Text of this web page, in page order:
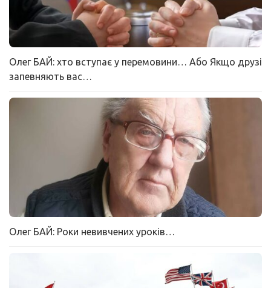
Олег БАЙ: хто вступає у перемовини… Або Якщо друзі
запевняють вас…
Олег БАЙ: Роки невивчених уроків…